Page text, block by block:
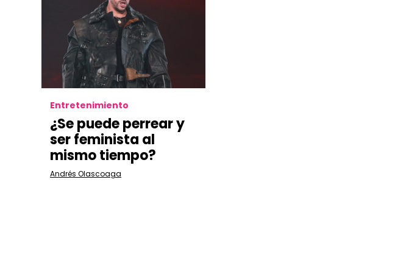
Entretenimiento
¿Se puede perrear y
ser feminista al
mismo tiempo?
Andrés Olascoaga